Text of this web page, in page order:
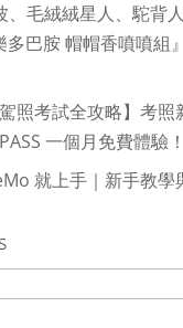
、毛絨絨星人、駝背
多巴胺 帽帽香噴噴組
照考試全攻略】考照
一個月免費體驗！
就上手｜新手教學